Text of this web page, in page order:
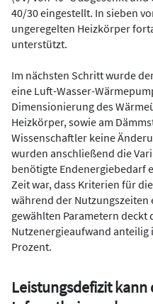
40/30 eingestellt. In sieben
ungeregelten Heizkörper
unterstützt.
Im nächsten Schritt wurde
eine Luft-Wasser-
Dimensionierung des
Heizkörper, sowie am
Wissenschaftler keine
wurden anschließend die
benötigte Endenergiebedarf
Zeit war, dass Kriterien für
während der
gewählten Parametern
Nutzenergieaufwand anteilig
Prozent.
Leistungsdefizit kann